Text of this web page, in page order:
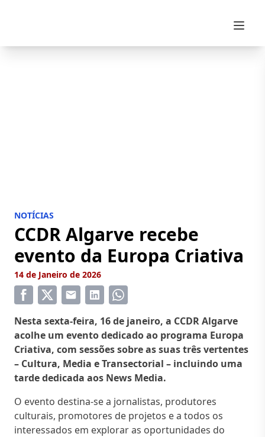
NOTÍCIAS
CCDR Algarve recebe
evento da Europa Criativa
14 de Janeiro de 2026
Nesta sexta-feira, 16 de janeiro, a CCDR Algarve
acolhe um evento dedicado ao programa Europa
Criativa, com sessões sobre as suas três vertentes
– Cultura, Media e Transectorial – incluindo uma
tarde dedicada aos News Media.
O evento destina-se a jornalistas, produtores
culturais, promotores de projetos e a todos os
interessados em explorar as oportunidades do